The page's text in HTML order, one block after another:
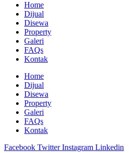
Home
Dijual
Disewa
Property
Galeri
FAQs
Kontak
Home
Dijual
Disewa
Property
Galeri
FAQs
Kontak
Facebook Twitter Instagram Linkedin